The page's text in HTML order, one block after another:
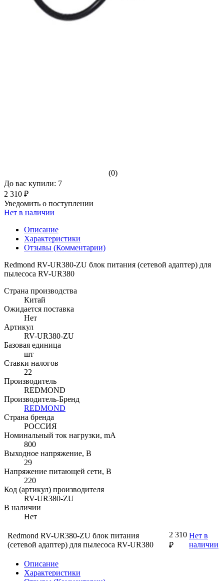
(0)
До вас купили: 7
2 310 ₽
Уведомить о поступлении
Нет в наличии
Описание
Характеристики
Отзывы (Комментарии)
Redmond RV-UR380-ZU блок питания (сетевой адаптер) для
пылесоса RV-UR380
Страна производства
Китай
Ожидается поставка
Нет
Артикул
RV-UR380-ZU
Базовая единица
шт
Ставки налогов
22
Производитель
REDMOND
Производитель-Бренд
REDMOND
Страна бренда
РОССИЯ
Номинальный ток нагрузки, mA
800
Выходное напряжение, В
29
Напряжение питающей сети, В
220
Код (артикул) производителя
RV-UR380-ZU
В наличии
Нет
Redmond RV-UR380-ZU блок питания
(сетевой адаптер) для пылесоса RV-UR380
2 310
₽
Нет в
наличии
Описание
Характеристики